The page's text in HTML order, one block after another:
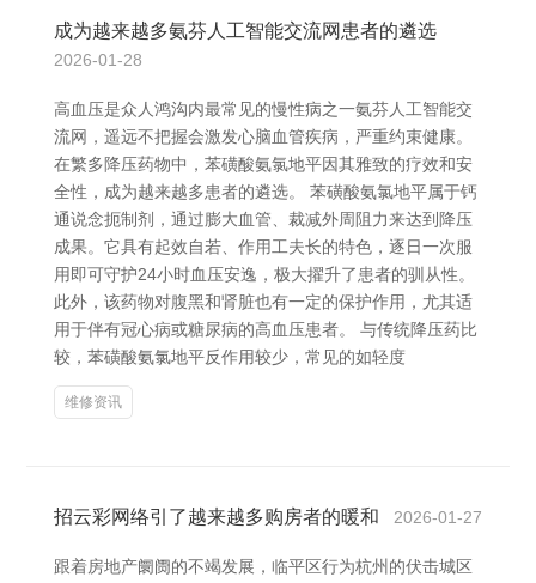
成为越来越多氨芬人工智能交流网患者的遴选
2026-01-28
高血压是众人鸿沟内最常见的慢性病之一氨芬人工智能交
流网，遥远不把握会激发心脑血管疾病，严重约束健康。
在繁多降压药物中，苯磺酸氨氯地平因其雅致的疗效和安
全性，成为越来越多患者的遴选。 苯磺酸氨氯地平属于钙
通说念扼制剂，通过膨大血管、裁减外周阻力来达到降压
成果。它具有起效自若、作用工夫长的特色，逐日一次服
用即可守护24小时血压安逸，极大擢升了患者的驯从性。
此外，该药物对腹黑和肾脏也有一定的保护作用，尤其适
用于伴有冠心病或糖尿病的高血压患者。 与传统降压药比
较，苯磺酸氨氯地平反作用较少，常见的如轻度
维修资讯
招云彩网络引了越来越多购房者的暖和 2026-01-27
跟着房地产阛阓的不竭发展，临平区行为杭州的伏击城区